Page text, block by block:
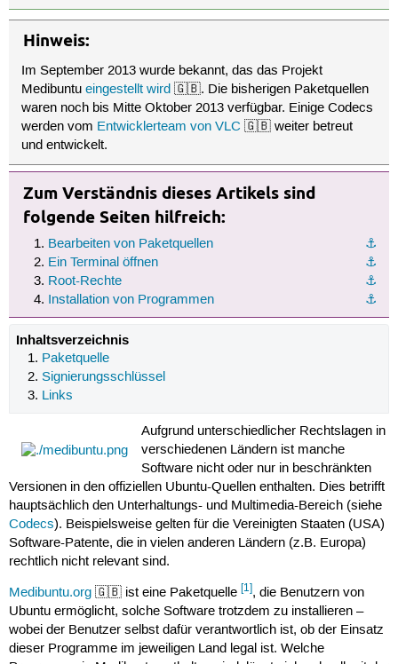
Hinweis:
Im September 2013 wurde bekannt, das das Projekt
Medibuntueingestellt wird 🇬🇧. Die bisherigen Paketquellen
waren noch bis Mitte Oktober 2013 verfügbar. Einige Codecs
werden vom Entwicklerteam von VLC 🇬🇧 weiter betreut
und entwickelt.
Zum Verständnis dieses Artikels sind
folgende Seiten hilfreich:
⚓︎
Bearbeiten von Paketquellen
⚓︎
Ein Terminal öffnen
⚓︎
Root-Rechte
⚓︎
Installation von Programmen
Inhaltsverzeichnis
Paketquelle
Signierungsschlüssel
Links
Aufgrund unterschiedlicher Rechtslagen in
verschiedenen Ländern ist manche
Software nicht oder nur in beschränkten
Versionen in den offiziellen Ubuntu-Quellen enthalten. Dies betrifft
hauptsächlich den Unterhaltungs- und Multimedia-Bereich (siehe
Codecs). Beispielsweise gelten für die Vereinigten Staaten (USA)
Software-Patente, die in vielen anderen Ländern (z.B. Europa)
rechtlich nicht relevant sind.
Medibuntu.org🇬🇧 ist eine Paketquelle [1], die Benutzern von
Ubuntu ermöglicht, solche Software trotzdem zu installieren –
wobei der Benutzer selbst dafür verantwortlich ist, ob der Einsatz
dieser Programme im jeweiligen Land legal ist. Welche